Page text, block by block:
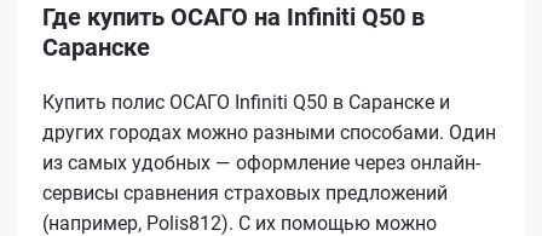
Где купить ОСАГО на Infiniti Q50 в
Саранске
Купить полис ОСАГО Infiniti Q50 в Саранске и
других городах можно разными способами. Один
из самых удобных — оформление через онлайн-
сервисы сравнения страховых предложений
(например, Polis812). С их помощью можно